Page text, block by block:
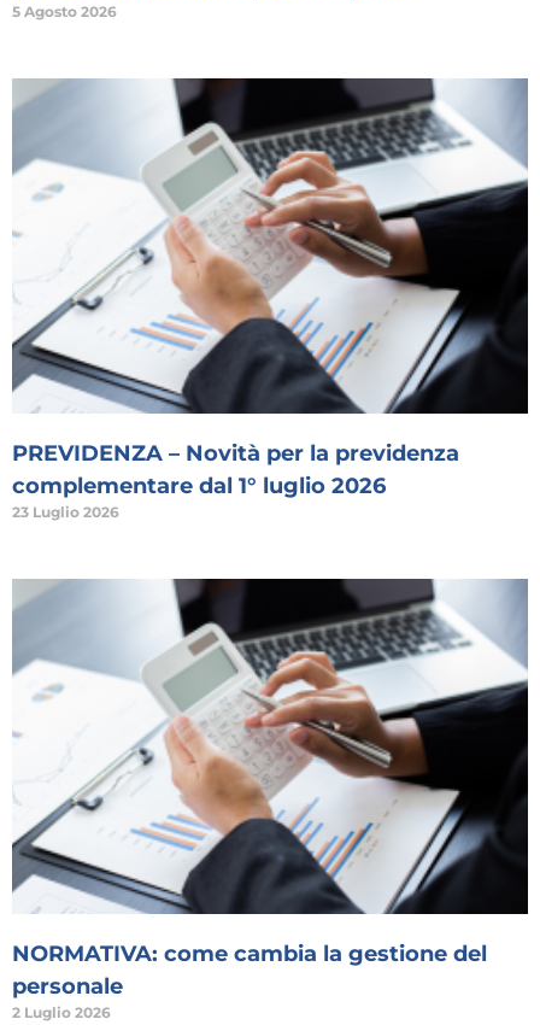
5 Agosto 2026
PREVIDENZA – Novità per la previdenza
complementare dal 1° luglio 2026
23 Luglio 2026
NORMATIVA: come cambia la gestione del
personale
2 Luglio 2026